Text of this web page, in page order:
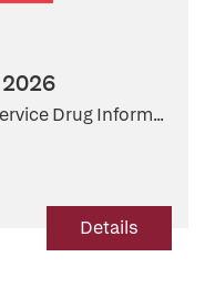
Drug Inform...
Details